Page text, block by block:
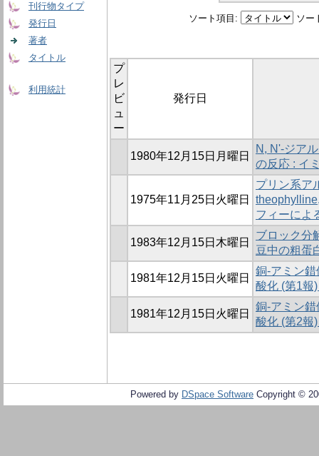
刊行物タイプ
発行日
著者
タイトル
利用統計
ソート項目: ソー
プ
レ
ビ
ュ
ー
発行日
1980年12月15日月曜日
N, N'-ジア
の反応 : イ
1975年11月25日火曜日
プリン系ア
フィーによ
1983年12月15日木曜日
ブロック分
豆中の粗蛋
1981年12月15日火曜日
銅-アミン
酸化 (第1報
1981年12月15日火曜日
銅-アミン
酸化 (第2報
Powered by DSpace Software Copyright ©